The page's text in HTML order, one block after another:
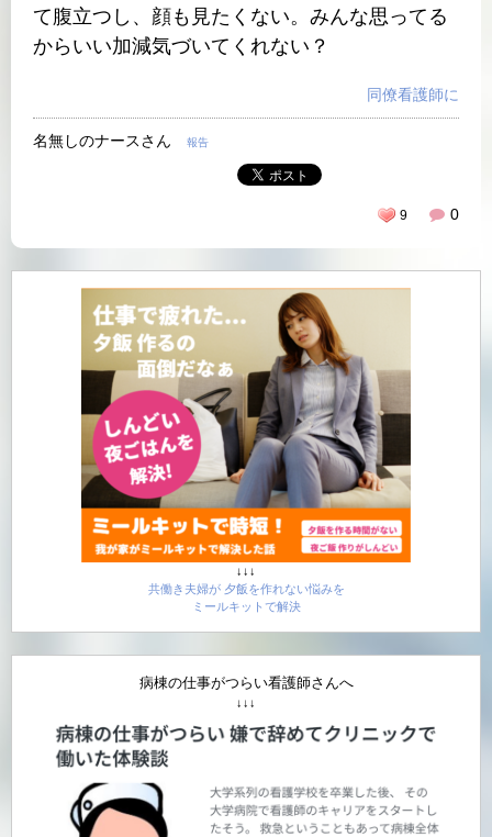
て腹立つし、顔も見たくない。みんな思ってる
からいい加減気づいてくれない？
同僚看護師に
名無しのナースさん 報告
0
9
↓↓↓
共働き夫婦が 夕飯を作れない悩みを
ミールキットで解決
病棟の仕事がつらい看護師さんへ
↓↓↓